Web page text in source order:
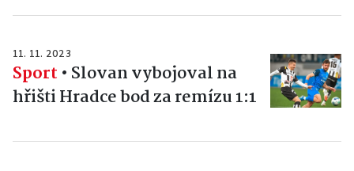
11. 11. 2023
Sport • Slovan vybojoval na
hřišti Hradce bod za remízu 1:1